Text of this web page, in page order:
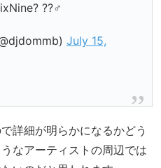
??‍♂️
July 15,
詳細が明らかになるかどう
なアーティストの周辺では